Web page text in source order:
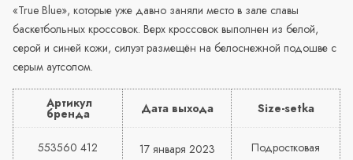
«True Blue», которые уже давно заняли место в зале славы
баскетбольных кроссовок. Верх кроссовок выполнен из белой,
серой и синей кожи, силуэт размещён на белоснежной подошве с
серым аутсолом.
Артикул
бренда Дата выхода Size-setka
553560 412 17 января 2023 Подростковая